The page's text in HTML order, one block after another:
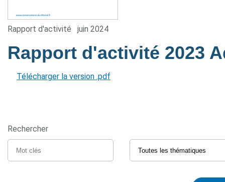
Rapport d'activité juin 2024
Rapport d'activité 2023
Télécharger la version .pdf
Rechercher